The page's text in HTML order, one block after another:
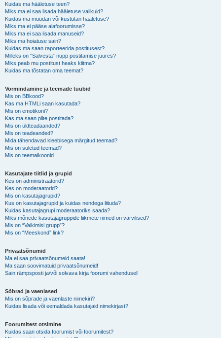
Kuidas ma hääletuse teen?
Miks ma ei saa lisada hääletuse valikuid?
Kuidas ma muudan või kustutan hääletuse?
Miks ma ei pääse alafoorumisse?
Miks ma ei saa lisada manuseid?
Miks ma hoiatuse sain?
Kuidas ma saan raporteerida postitusest?
Milleks on “Salvesta” nupp postitamise juures?
Miks peab mu postitust heaks kiitma?
Kuidas ma tõstatan oma teemat?
Vormindamine ja teemade tüübid
Mis on BBkood?
Kas ma HTMLi saan kasutada?
Mis on emotikoni?
Kas ma saan pilte postitada?
Mis on üldteadaanded?
Mis on teadeanded?
Mida tähendavad kleebisega märgitud teemad?
Mis on suletud teemad?
Mis on teemaikoonid
Kasutajate tiitlid ja grupid
Kes on administraatorid?
Kes on moderaatorid?
Mis on kasutajagrupid?
Kus on kasutajagrupid ja kuidas nendega liituda?
Kuidas kasutajagrupi moderaatoriks saada?
Miks mõnede kasutajagruppide liikmete nimed on värvilised?
Mis on “Vaikimisi grupp”?
Mis on “Meeskond” link?
Privaatsõnumid
Ma ei saa privaatsõnumeid saata!
Ma saan soovimatuid privaatsõnumeid!
Sain rämpsposti ja/või solvava kirja foorumi vahendusel!
Sõbrad ja vaenlased
Mis on sõprade ja vaenlaste nimekiri?
Kuidas lisada või eemaldada kasutajaid nimekirjast?
Foorumitest otsimine
Kuidas saan otsida foorumist või foorumitest?